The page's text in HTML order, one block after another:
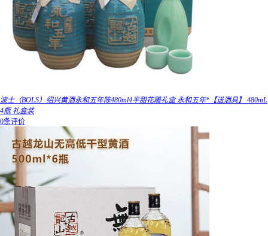
波士（BOLS）绍兴黄酒永和五年陈480ml4半甜花雕礼盒 永和五年*【送酒具】 480mL
4瓶 礼盒装
0条评价